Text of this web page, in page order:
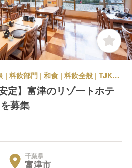
リゾートホテル, 旅館・温泉 | 料飲部門 | 和食 | 料飲全般 | TJKリゾート金谷城
定】富津のリゾートホテ
募集
千葉県
富津市